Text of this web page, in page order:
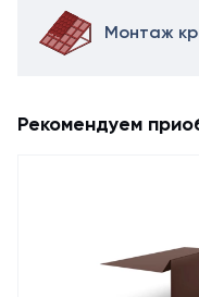
Монтаж
Рекомендуем